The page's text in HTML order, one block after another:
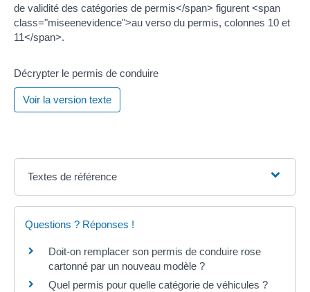
de validité des catégories de permis</span> figurent <span
class="miseenevidence">au verso du permis, colonnes 10 et
11</span>.
Décrypter le permis de conduire
Voir la version texte
Textes de référence
Questions ? Réponses !
Doit-on remplacer son permis de conduire rose
cartonné par un nouveau modèle ?
Quel permis pour quelle catégorie de véhicules ?